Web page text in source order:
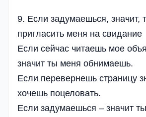
9. Если задумаешься, значит,
пригласить меня на свидание
Если сейчас читаешь мое
значит ты меня обнимаешь.
Если перевернешь страницу
хочешь поцеловать.
Если задумаешься – значит